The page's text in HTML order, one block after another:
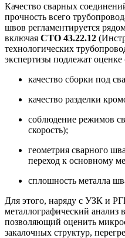
Качество сварных
прочность всего
швов регламентируется
включая СТО 43.22.12
технологических
экспертизы подлежат
качество сборки под
качество разделки
соблюдение режимов
скорость);
геометрия сварного
переход к основному
сплошность металла
Для этого, наряду с УЗК и
металлографический
позволяющий оценить
закалочных структур,